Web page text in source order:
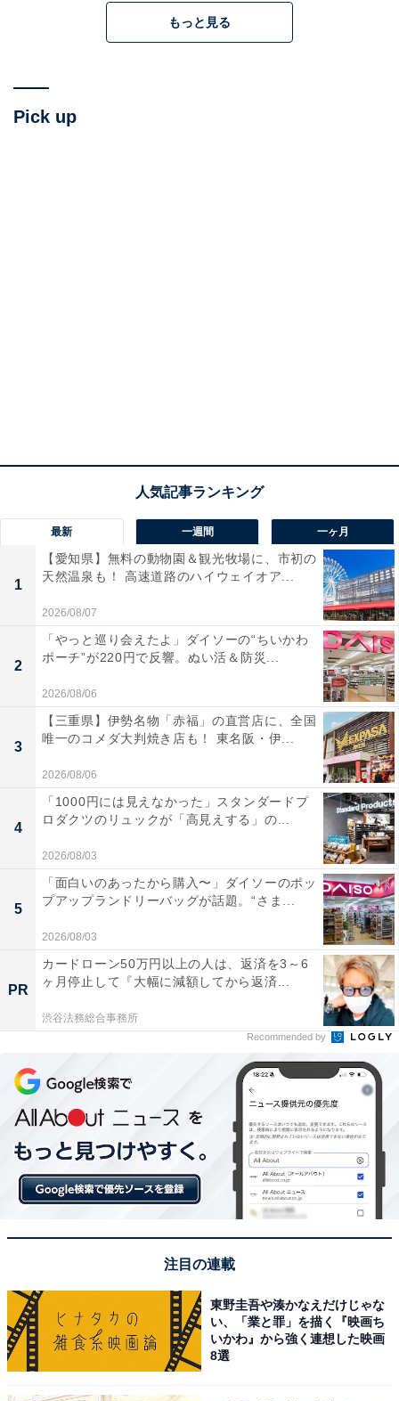
ンペーンPR事務局）
予約して宿泊してもいいけれど、「もれなく富士山キャ
ラン（1人1200円）で訪れると手軽に、絶景を目の当た
りにしながら優雅なひとときを楽しめる。
日本平ロープウェイ
くつろいだ後は、路線バスに乗って日本平ロープウェイ
（バス停）へ（乗車時間5分）。ここから静岡鉄道の運
営する日本平ロープウェイに乗る。
ロープウェイは、山麓から山頂まで往復するのが一般的
なパターンだが、このロープウェイは、まず山頂から下
っていくのが「正統的なルート」だ。かなり深い谷を見
下ろしながら降りていくので足がすくむ。遠くを眺める
と駿河湾の水面が輝いているので、そちらを見ている方
次ページ
久能山東照宮の禁足地に足を踏み
入れる
もっと見る
Pick up
最新 一週間 一ヶ月
1
【愛知県】無料の動物園＆観光牧場に、市初の
天然温泉も！ 高速道路のハイウェイオア...
2026/08/07
2
「やっと巡り会えたよ」ダイソーの“ちいかわ
ポーチ”が220円で反響。ぬい活＆防災...
2026/08/06
3
【三重県】伊勢名物「赤福」の直営店に、全国
唯一のコメダ大判焼き店も！ 東名阪・伊...
2026/08/06
4
「1000円には見えなかった」スタンダードプ
ロダクツのリュックが「高見えする」の...
2026/08/03
5
「面白いのあったから購入〜」ダイソーのポッ
プアップランドリーバッグが話題。“さま...
2026/08/03
PR
カードローン50万円以上の人は、返済を3～6
ヶ月停止して『大幅に減額してから返済...
渋谷法務総合事務所
Recommended by
注目の連載
東野圭吾や湊かなえだけじゃな
い、「業と罪」を描く『映画ち
いかわ』から強く連想した映画
8選